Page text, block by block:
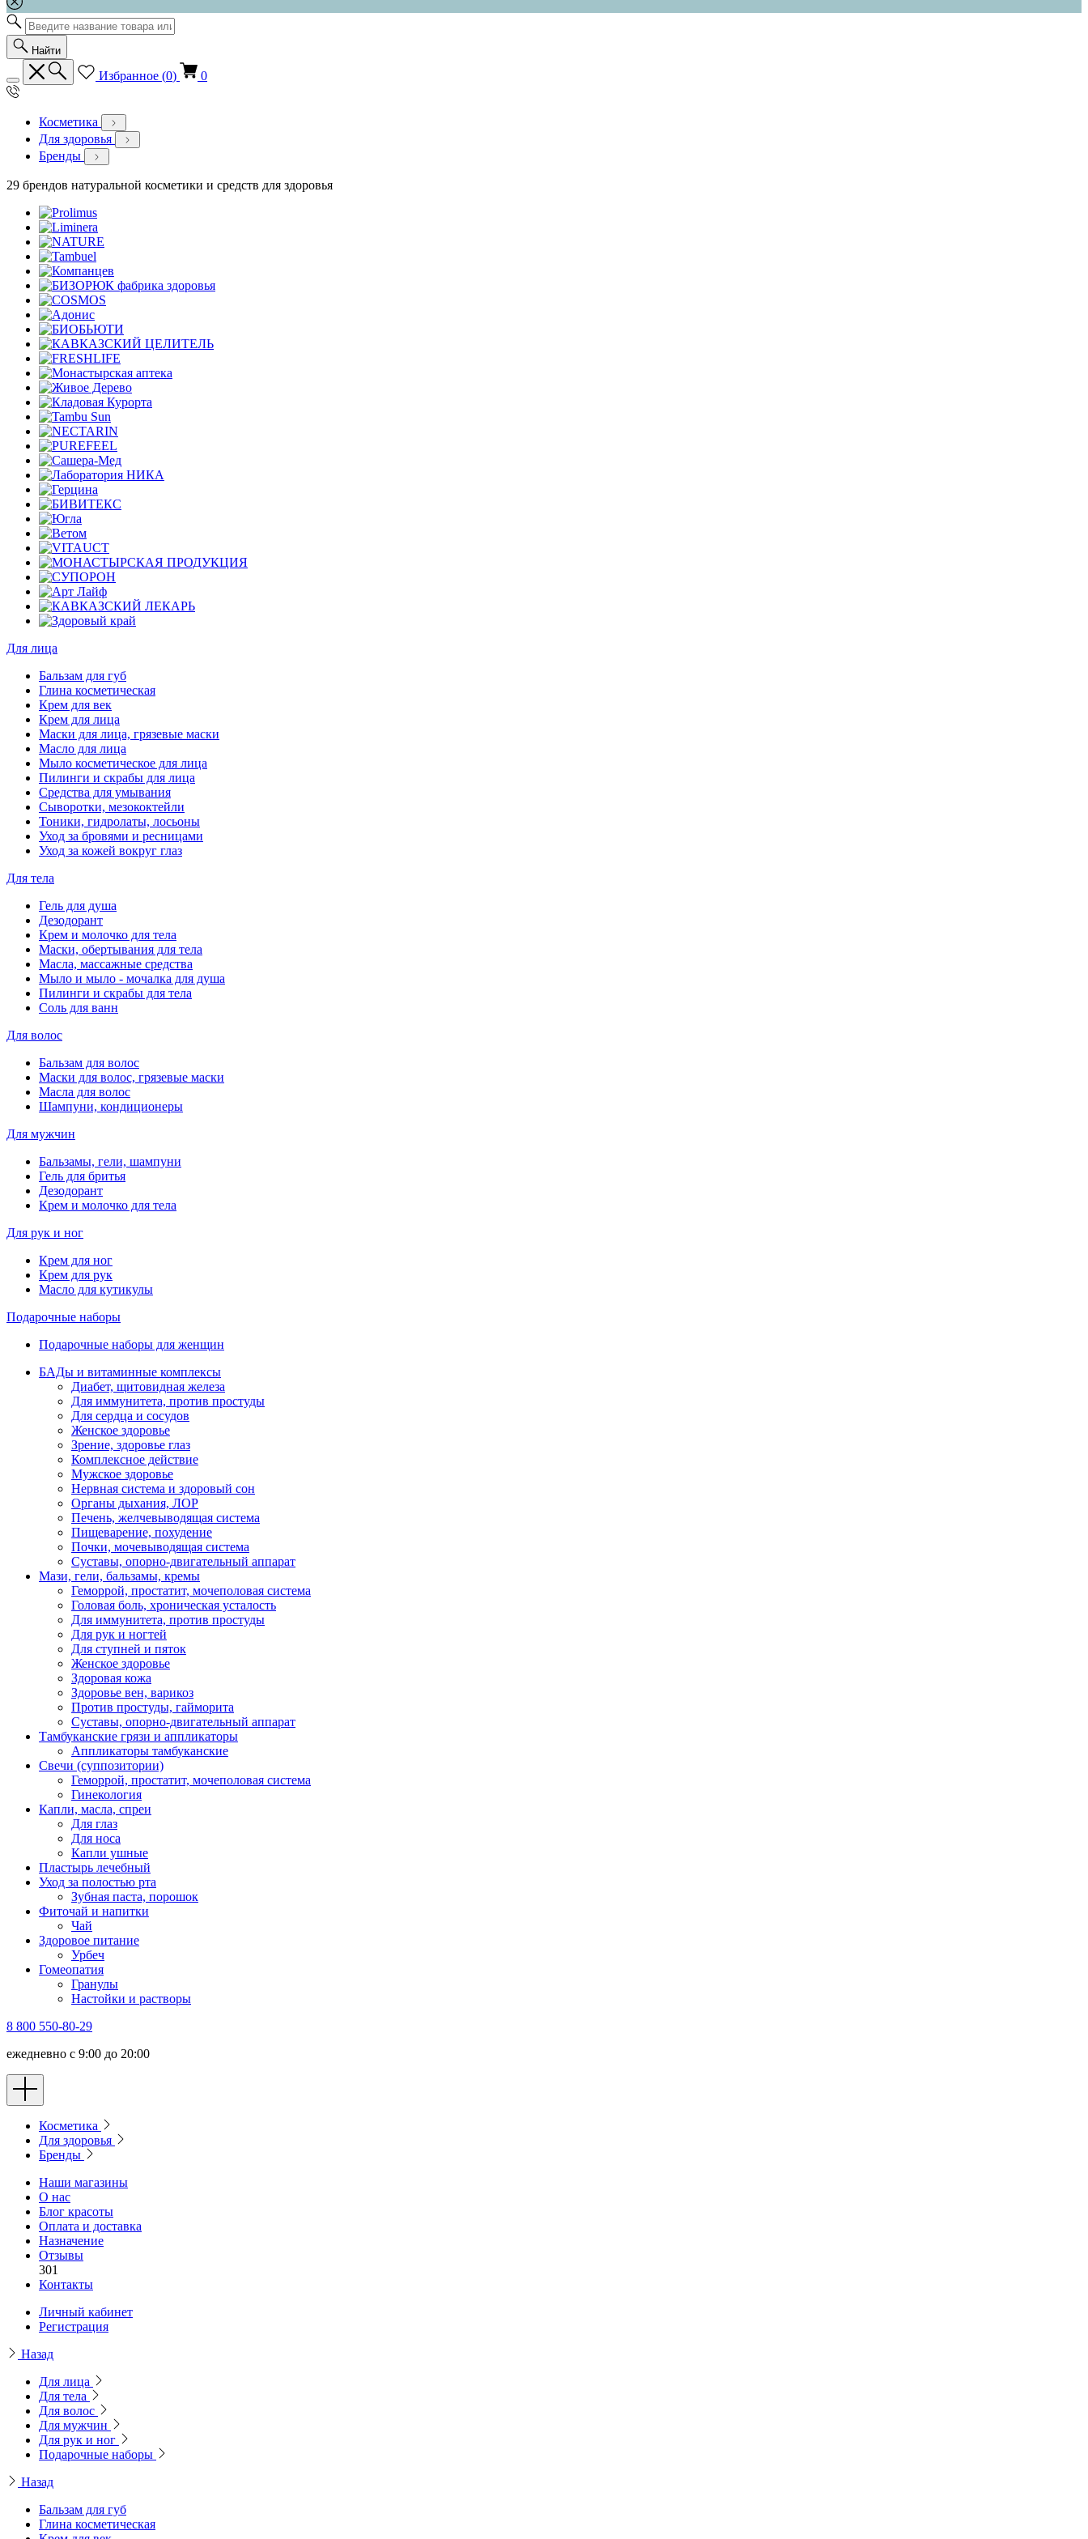
Найти
Избранное (0) 0
Косметика
Для здоровья
Бренды
29 брендов натуральной косметики и средств для здоровья
Для лица
Бальзам для губ
Глина косметическая
Крем для век
Крем для лица
Маски для лица, грязевые маски
Масло для лица
Мыло косметическое для лица
Пилинги и скрабы для лица
Средства для умывания
Сыворотки, мезококтейли
Тоники, гидролаты, лосьоны
Уход за бровями и ресницами
Уход за кожей вокруг глаз
Для тела
Гель для душа
Дезодорант
Крем и молочко для тела
Маски, обертывания для тела
Масла, массажные средства
Мыло и мыло - мочалка для душа
Пилинги и скрабы для тела
Соль для ванн
Для волос
Бальзам для волос
Маски для волос, грязевые маски
Масла для волос
Шампуни, кондиционеры
Для мужчин
Бальзамы, гели, шампуни
Гель для бритья
Дезодорант
Крем и молочко для тела
Для рук и ног
Крем для ног
Крем для рук
Масло для кутикулы
Подарочные наборы
Подарочные наборы для женщин
БАДы и витаминные комплексы
Диабет, щитовидная железа
Для иммунитета, против простуды
Для сердца и сосудов
Женское здоровье
Зрение, здоровье глаз
Комплексное действие
Мужское здоровье
Нервная система и здоровый сон
Органы дыхания, ЛОР
Печень, желчевыводящая система
Пищеварение, похудение
Почки, мочевыводящая система
Суставы, опорно-двигательный аппарат
Мази, гели, бальзамы, кремы
Геморрой, простатит, мочеполовая система
Головая боль, хроническая усталость
Для иммунитета, против простуды
Для рук и ногтей
Для ступней и пяток
Женское здоровье
Здоровая кожа
Здоровье вен, варикоз
Против простуды, гайморита
Суставы, опорно-двигательный аппарат
Тамбуканские грязи и аппликаторы
Аппликаторы тамбуканские
Свечи (суппозитории)
Геморрой, простатит, мочеполовая система
Гинекология
Капли, масла, спреи
Для глаз
Для носа
Капли ушные
Пластырь лечебный
Уход за полостью рта
Зубная паста, порошок
Фиточай и напитки
Чай
Здоровое питание
Урбеч
Гомеопатия
Гранулы
Настойки и растворы
8 800 550-80-29
ежедневно с 9:00 до 20:00
Косметика
Для здоровья
Бренды
Наши магазины
О нас
Блог красоты
Оплата и доставка
Назначение
Отзывы
301
Контакты
Личный кабинет
Регистрация
Назад
Для лица
Для тела
Для волос
Для мужчин
Для рук и ног
Подарочные наборы
Назад
Бальзам для губ
Глина косметическая